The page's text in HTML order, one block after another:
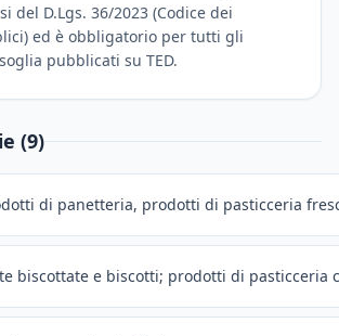
del D.Lgs. 36/2023 (Codice dei
ed è obbligatorio per tutti gli
pubblicati su TED.
(9)
di panetteria, prodotti di pasticceria
biscottate e biscotti; prodotti di pasticceria